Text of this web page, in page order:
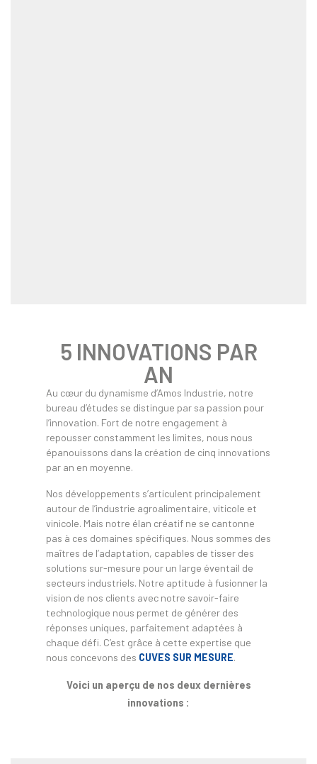
5 INNOVATIONS PAR
AN
Au cœur du dynamisme d’Amos Industrie, notre
bureau d’études se distingue par sa passion pour
l’innovation. Fort de notre engagement à
repousser constamment les limites, nous nous
épanouissons dans la création de cinq innovations
par an en moyenne.
Nos développements s’articulent principalement
autour de l’industrie agroalimentaire, viticole et
vinicole. Mais notre élan créatif ne se cantonne
pas à ces domaines spécifiques. Nous sommes des
maîtres de l’adaptation, capables de tisser des
solutions sur-mesure pour un large éventail de
secteurs industriels. Notre aptitude à fusionner la
vision de nos clients avec notre savoir-faire
technologique nous permet de générer des
réponses uniques, parfaitement adaptées à
chaque défi. C’est grâce à cette expertise que
nous concevons des CUVES SUR MESURE.
Voici un aperçu de nos deux dernières
innovations :